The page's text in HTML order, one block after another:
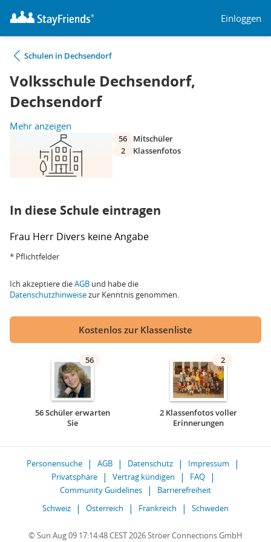
Einloggen
Schulen in Dechsendorf
Volksschule Dechsendorf,
Dechsendorf
Mehr anzeigen
56
Mitschüler
2
Klassenfotos
In diese Schule eintragen
Frau Herr Divers keine Angabe
* Pflichtfelder
Ich akzeptiere dieAGB und habe die
Datenschutzhinweisezur Kenntnis genommen.
Kostenlos zur Klassenliste
56
56 Schüler erwarten
Sie
2
2 Klassenfotos voller
Erinnerungen
Personensuche AGB Datenschutz
Impressum
Privatsphäre
Vertrag kündigen
FAQ
Community Guidelines
Barrierefreiheit
Schweiz
Österreich Frankreich Schweden
© Sun Aug 09 17:14:48 CEST 2026 Ströer Connections GmbH